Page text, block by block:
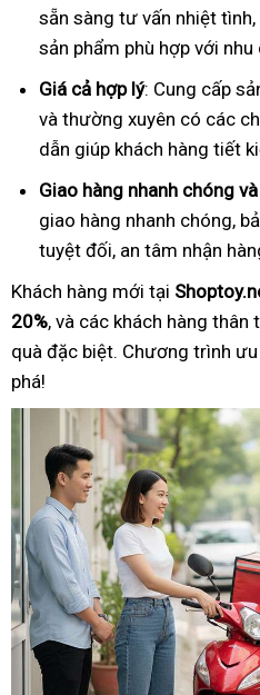
sẵn sàng tư vấn nhiệt
sản phẩm phù hợp với
Giá cả hợp lý: Cung cấp
và thường xuyên có các
dẫn giúp khách hàng tiết
Giao hàng nhanh chóng
giao hàng nhanh chóng,
tuyệt đối, an tâm nhận
Khách hàng mới tại
20%, và các khách hàng
quà đặc biệt. Chương trình
phá!